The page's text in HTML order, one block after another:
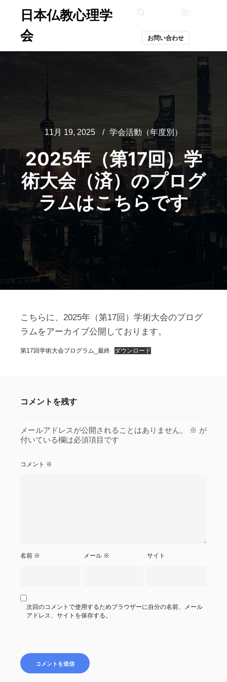
日本仏教心理学
会
お問い合わせ
11月 19, 2025 学会活動（年度別）
2025年（第17回）学
術大会（済）のプログ
ラムはこちらです
こちらに、2025年（第17回）学術大会のプログ
ラムをアーカイブ公開しております。
第17回学術大会プログラム_最終 ダウンロード
コメントを残す
メールアドレスが公開されることはありません。 ※ が
付いている欄は必須項目です
コメント ※
名前 ※ メール ※ サイト
次回のコメントで使用するためブラウザーに自分の名前、メール
アドレス、サイトを保存する。